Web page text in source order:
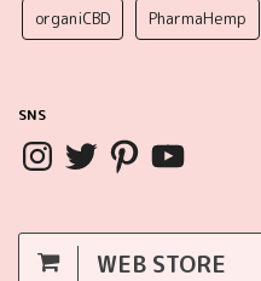
organiCBD PharmaHemp
SNS
WEB STORE